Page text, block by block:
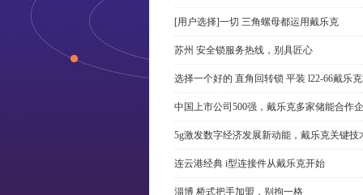
[用户选择]一切 三角螺母都运用戴乐克
苏州 安全锁服务热线，别具匠心
选择一个好的 直角回转锁 平装 l22-66戴乐
中国上市公司500强，戴乐克多家储能合作
5g激发数字经济发展新动能，戴乐克关键技
连云港经典 i型连接件从戴乐克开始
淄博 桥式把手加盟，别拘一格